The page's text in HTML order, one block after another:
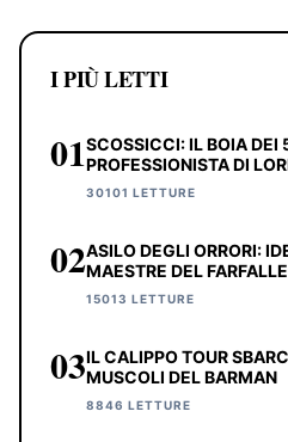
I PIÙ LETTI
01SCOSSICCI: IL BOIA DEI
PROFESSIONISTA DI
30101 LETTURE
02ASILO DEGLI ORRORI:
MAESTRE DEL
15013 LETTURE
03IL CALIPPO TOUR
MUSCOLI DEL BARMAN
8846 LETTURE